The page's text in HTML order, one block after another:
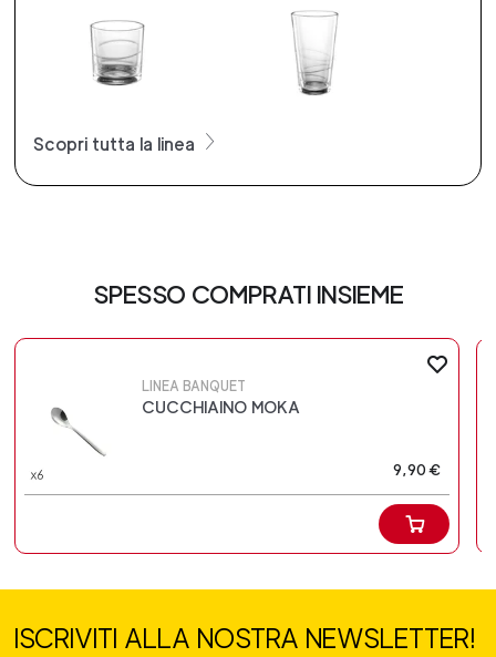
Scopri tutta la linea
SPESSO COMPRATI INSIEME
LINEA BANQUET
CUCCHIAINO MOKA
9,90 €
ISCRIVITI ALLA NOSTRA NEWSLETTER!